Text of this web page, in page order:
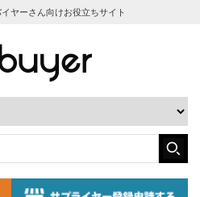
ヤーさん向けお役立ちサイト